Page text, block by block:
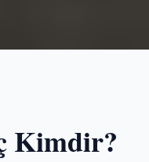
Kimdir?